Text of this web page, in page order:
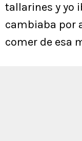
tallarines y yo
cambiaba por
comer de esa